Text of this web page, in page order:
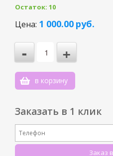
Остаток: 10
Цена: 1 000.00 руб.
3
1
0
-1
+
-
в корзину
Заказать в 1 клик